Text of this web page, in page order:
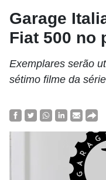
Garage
Fiat 500 no
Exemplares serão
sétimo filme da